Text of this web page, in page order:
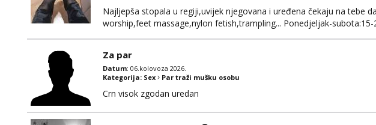
Najljepša stopala u regiji,uvijek njegovana i uređena čekaju na tebe
worship,feet massage,nylon fetish,trampling... Ponedjeljak-subota:15-
Za par
Datum: 06.kolovoza 2026.
Kategorija: Sex Par traži mušku osobu
Crn visok zgodan uredan